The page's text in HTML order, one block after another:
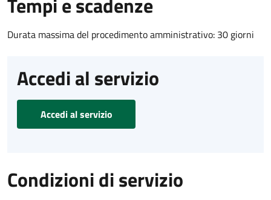
Durata massima del procedimento amministrativo: 30 giorni
Accedi al servizio
Accedi al servizio
Condizioni di servizio